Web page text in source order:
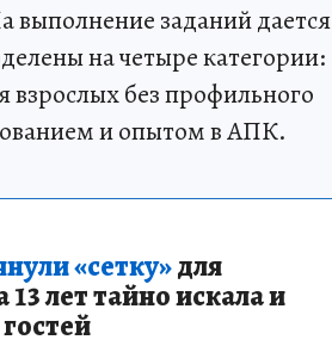
выполнение заданий дается
на четыре категории:
взрослых без профильного
и опытом в АПК.
«сетку»для
лет тайно искала и